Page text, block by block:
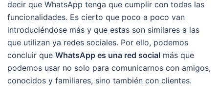
decir que WhatsApp tenga que cumplir con todas las
funcionalidades. Es cierto que poco a poco van
introduciéndose más y que estas son similares a las
que utilizan ya redes sociales. Por ello, podemos
concluir que WhatsApp es una red social más que
podemos usar no solo para comunicarnos con amigos,
conocidos y familiares, sino también con clientes.